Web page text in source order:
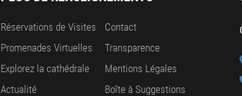
Réservations de Visites
Promenades Virtuelles
Explorez la cathédrale
Actualité
Contact
Transparence
Mentions Légales
Boîte à Suggestions